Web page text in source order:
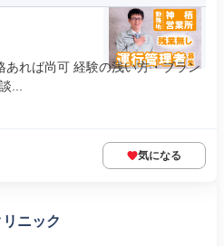
あれば尚可 経験の浅い方・ブラン
...
気になる
ニック